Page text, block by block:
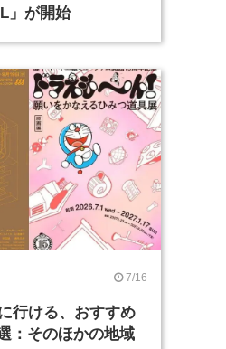
」が開始
7/16
行ける、おすすめ
：そのほかの地域